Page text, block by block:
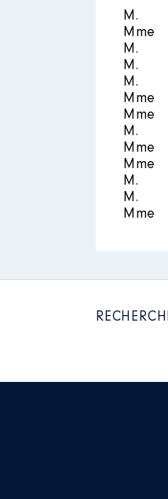
M.
Mme
M.
M.
M.
Mme
Mme
M.
Mme
Mme
M.
M.
Mme